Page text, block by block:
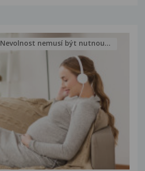
Nevolnost nemusí být nutnou...